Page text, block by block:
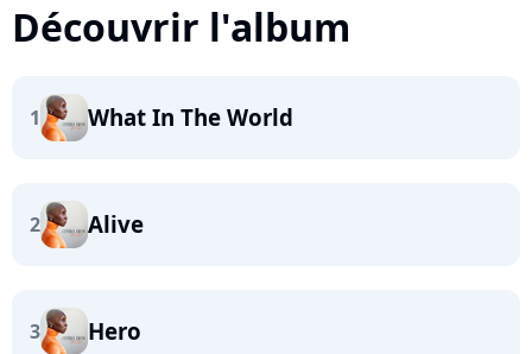
Découvrir l'album
1 What In The World
2 Alive
3 Hero